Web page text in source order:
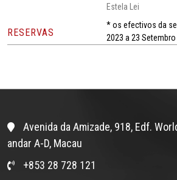
Estela Lei
RESERVAS
* os efectivos da
2023 a 23 Setembro
Avenida da Amizade, 918, Edf.
andar A-D, Macau
+853 28 728 121